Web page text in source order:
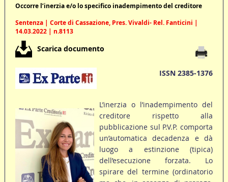
Occorre l’inerzia e/o lo specifico inadempimento del creditore
Sentenza | Corte di Cassazione, Pres. Vivaldi- Rel. Fanticini |
14.03.2022 | n.8113
Scarica documento
ISSN 2385-1376
L’inerzia o l’inadempimento del
creditore rispetto alla
pubblicazione sul P.V.P. comporta
un’automatica decadenza e dà
luogo a estinzione (tipica)
dell’esecuzione forzata. Lo
spirare del termine (ordinatorio